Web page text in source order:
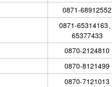
0871-68912552
0871-65314163、
65377433
0870-2124810
0870-8121499
0870-7121013